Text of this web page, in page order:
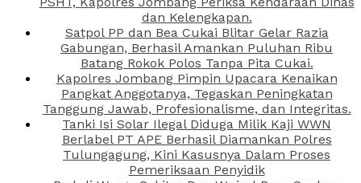
dan Kelengkapan.
Satpol PP dan Bea Cukai Blitar Gelar Razia
Gabungan, Berhasil Amankan Puluhan Ribu
Batang Rokok Polos Tanpa Pita Cukai.
Kapolres Jombang Pimpin Upacara Kenaikan
Pangkat Anggotanya, Tegaskan Peningkatan
Tanggung Jawab, Profesionalisme, dan Integritas.
Tanki Isi Solar Ilegal Diduga Milik Kaji WWN
Berlabel PT APE Berhasil Diamankan Polres
Tulungagung, Kini Kasusnya Dalam Proses
Pemeriksaan Penyidik